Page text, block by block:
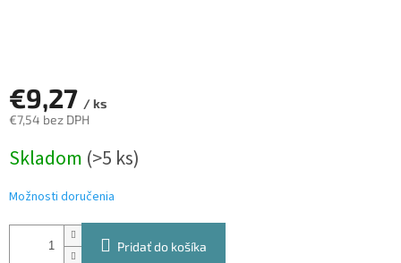
€9,27 / ks
€7,54 bez DPH
cena:
Skladom (>5 ks)
Možnosti doručenia
Pridať do košíka